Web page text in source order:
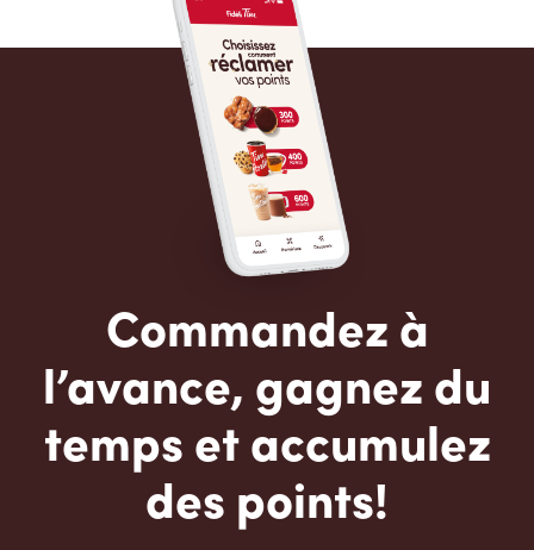
Commandez à
l’avance, gagnez du
temps et accumulez
des points!